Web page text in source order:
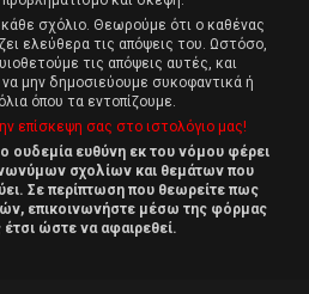
σχόλιο. Θεωρούμε ότι ο καθένας
ελεύθερα τις απόψεις του. Ωστόσο,
τις απόψεις αυτές, και
μην δημοσιεύουμε συκοφαντικά ή
όπου τα εντοπίζουμε.
επίσκεψη σας στο ιστολόγιο μας!
ουδεμία ευθύνη εκ του νόμου φέρει
σχολίων και θεμάτων που
Σε περίπτωση που θεωρείτε πως
επικοινωνήστε μέσω της φόρμας
έτσι ώστε να αφαιρεθεί.